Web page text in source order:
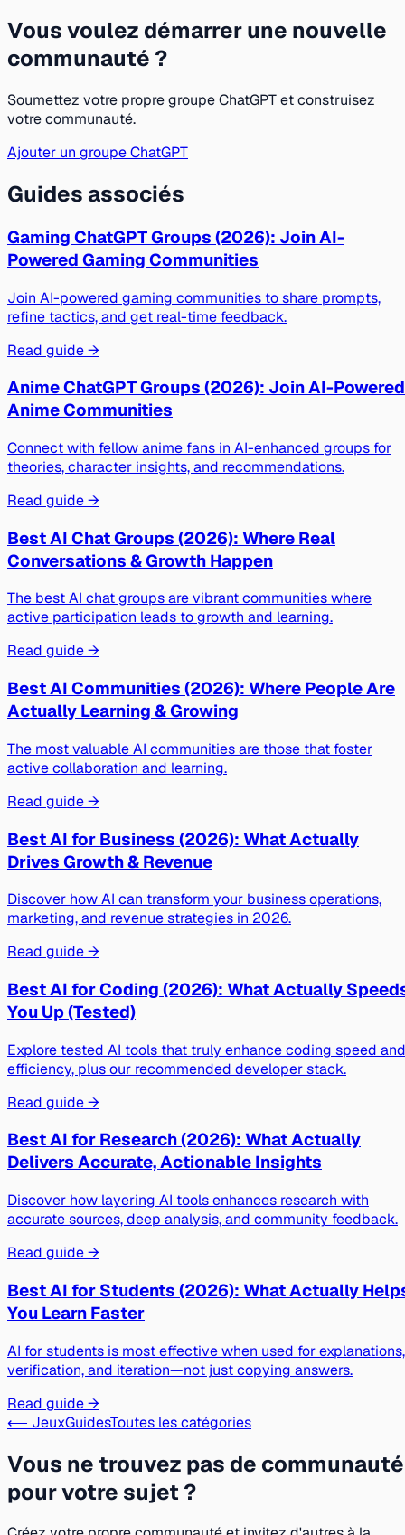
Vous voulez démarrer une nouvelle
communauté ?
Soumettez votre propre groupe ChatGPT et construisez
votre communauté.
Ajouter un groupe ChatGPT
Guides associés
Gaming ChatGPT Groups (2026): Join AI-
Powered Gaming Communities
Join AI-powered gaming communities to share prompts,
refine tactics, and get real-time feedback.
Read guide →
Anime ChatGPT Groups (2026): Join AI-Powered
Anime Communities
Connect with fellow anime fans in AI-enhanced groups for
theories, character insights, and recommendations.
Read guide →
Best AI Chat Groups (2026): Where Real
Conversations & Growth Happen
The best AI chat groups are vibrant communities where
active participation leads to growth and learning.
Read guide →
Best AI Communities (2026): Where People Are
Actually Learning & Growing
The most valuable AI communities are those that foster
active collaboration and learning.
Read guide →
Best AI for Business (2026): What Actually
Drives Growth & Revenue
Discover how AI can transform your business operations,
marketing, and revenue strategies in 2026.
Read guide →
Best AI for Coding (2026): What Actually
You Up (Tested)
Explore tested AI tools that truly enhance coding speed and
efficiency, plus our recommended developer stack.
Read guide →
Best AI for Research (2026): What Actually
Delivers Accurate, Actionable Insights
Discover how layering AI tools enhances research with
accurate sources, deep analysis, and community feedback.
Read guide →
Best AI for Students (2026): What Actually
You Learn Faster
AI for students is most effective when used for explanations,
verification, and iteration—not just copying answers.
Read guide →
⟵ JeuxGuidesToutes les catégories
Vous ne trouvez pas de communauté
pour votre sujet ?